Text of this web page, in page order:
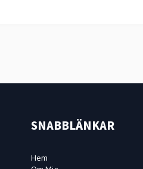
SNABBLÄNKAR
Hem